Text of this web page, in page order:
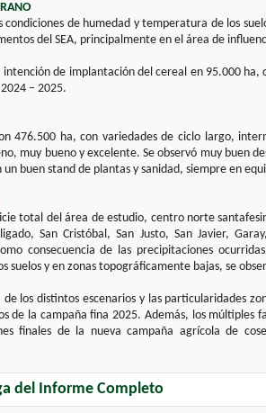
condiciones de humedad y temperatura de los
del SEA, principalmente en el área de
intención de implantación del cereal en 95.000
– 2025.
476.500 ha, con variedades de ciclo largo,
muy bueno y excelente. Se observó muy buen
un buen stand de plantas y sanidad, siempre en
total del área de estudio, centro norte
San Cristóbal, San Justo, San Javier,
consecuencia de las precipitaciones
suelos y en zonas topográficamente bajas, se
de los distintos escenarios y las particularidades
de la campaña fina 2025. Además, los
finales de la nueva campaña agrícola de
del Informe Completo